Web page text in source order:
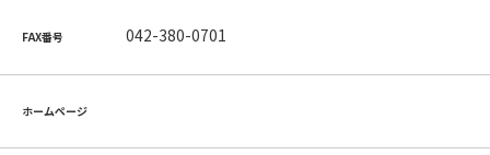
FAX番号 042-380-0701
ホームページ